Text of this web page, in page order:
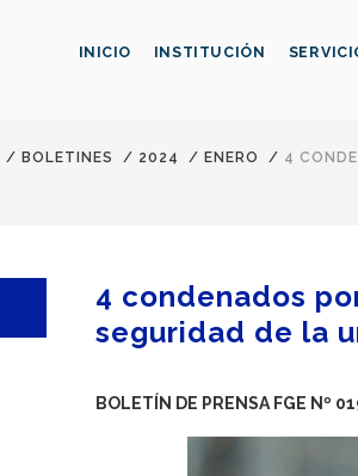
INICIO INSTITUCIÓN
/ BOLETINES / 2024 / ENERO / 4
4 condenados
seguridad de la
BOLETÍN DE PRENSA FGE Nº